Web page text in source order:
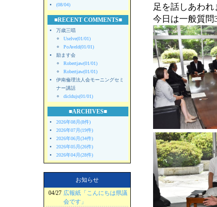
(08/04)
■RECENT COMMENTS■
万歳三唱
Uselve(01/01)
PoAveld(01/01)
励ます会
Robertjaw(01/01)
Robertjaw(01/01)
伊南倫理法人会モーニングセミ
ナー講話
dicldujs(01/01)
■ARCHIVES■
2026年08月(8件)
2026年07月(19件)
2026年06月(34件)
2026年05月(26件)
2026年04月(28件)
お知らせ
04/27 広報紙「こんにちは県議
会です」
足を話しあわれ
今日は一般質問